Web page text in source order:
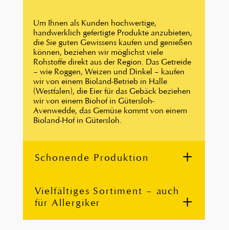
Um Ihnen als Kunden hochwertige,
handwerklich gefertigte Produkte anzubieten,
die Sie guten Gewissens kaufen und genießen
können, beziehen wir möglichst viele
Rohstoffe direkt aus der Region. Das Getreide
– wie Roggen, Weizen und Dinkel – kaufen
wir von einem Bioland-Betrieb in Halle
(Westfalen), die Eier für das Gebäck beziehen
wir von einem Biohof in Gütersloh-
Avenwedde, das Gemüse kommt von einem
Bioland-Hof in Gütersloh.
Schonende Produktion
Vielfältiges Sortiment – auch
für Allergiker